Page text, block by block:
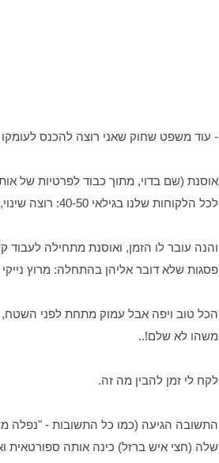
- עוד משפט שחוק שאני רוצה להכנס לעומקו
אוסנת (שם בדוי, מתוך כבוד לפרטיות של
לכל הלקוחות שלנו בגילאי 40-50: רוצה שינוי, הגיל, צריך להכנס לכושר וכו'...
והנה עובר לו הזמן, ואוסנת מתחילה לעבוד
פסגות שלא דובר אליהן בהתחלה: מרוץ נייקי
הכל טוב ויפה אבל עמוק מתחת לפני
משהו לא שלם!..
לקח לי זמן להבין מה זה.
התשובה הגיעה (כמו כל התשובות - "נפלה
שלה (חצי איש ברזל) כינה אותה ספורטאית